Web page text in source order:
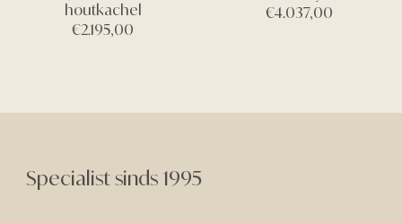
houtkachel
€2.195,00
€4.037,00
Specialist sinds 1995